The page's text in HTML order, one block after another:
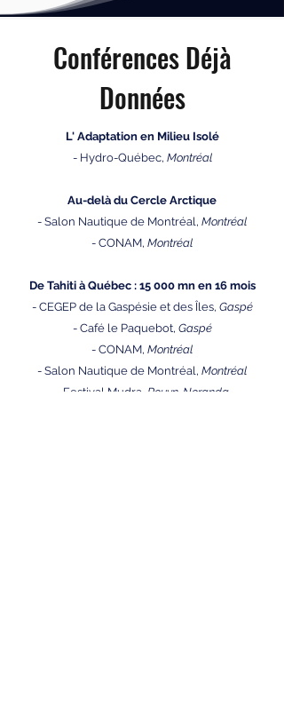
Conférences Déjà
Données
L' Adaptation en Milieu Isolé
- Hydro-Québec, Montréal
Au-delà du Cercle Arctique
- Salon Nautique de Montréal, Montréal
- CONAM, Montréal
De Tahiti à Québec : 15 000 mn en 16 mois
- CEGEP de la Gaspésie et des Îles, Gaspé
- Café le Paquebot, Gaspé
- CONAM, Montréal
- Salon Nautique de Montréal, Montréal
- Festival Mudra, Rouyn-Noranda